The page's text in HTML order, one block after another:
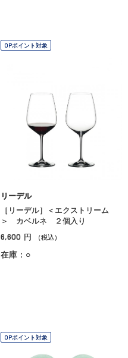
OPポイント対象
リーデル
［リーデル］＜エクストリーム
＞ カベルネ ２個入り
6,600 円 （税込）
在庫：○
OPポイント対象